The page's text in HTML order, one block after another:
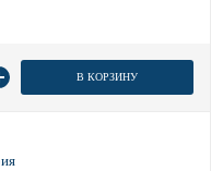
В КОРЗИНУ